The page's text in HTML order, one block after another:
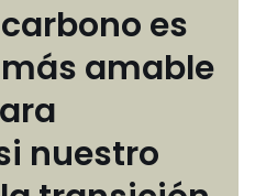
es
amable
nuestro